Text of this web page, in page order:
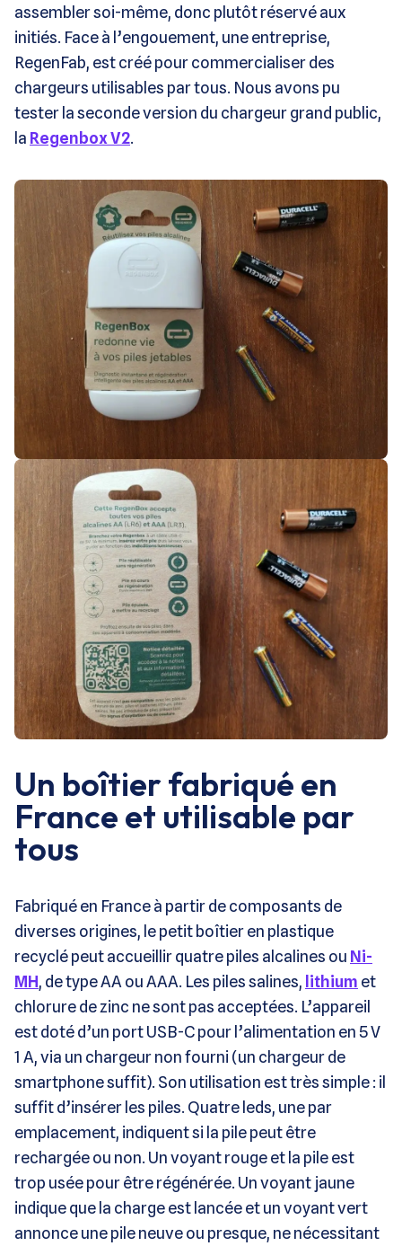
assembler soi-même, donc plutôt réservé aux
initiés. Face à l’engouement, une entreprise,
RegenFab, est créé pour commercialiser des
chargeurs utilisables par tous. Nous avons pu
tester la seconde version du chargeur grand public,
la Regenbox V2.
Un boîtier fabriqué en
France et utilisable par
tous
Fabriqué en France à partir de composants de
diverses origines, le petit boîtier en plastique
recyclé peut accueillir quatre piles alcalines ou Ni-
MH, de type AA ou AAA. Les piles salines, lithium et
chlorure de zinc ne sont pas acceptées. L’appareil
est doté d’un port USB-C pour l’alimentation en 5 V
1 A, via un chargeur non fourni (un chargeur de
smartphone suffit). Son utilisation est très simple : il
suffit d’insérer les piles. Quatre leds, une par
emplacement, indiquent si la pile peut être
rechargée ou non. Un voyant rouge et la pile est
trop usée pour être régénérée. Un voyant jaune
indique que la charge est lancée et un voyant vert
annonce une pile neuve ou presque, ne nécessitant